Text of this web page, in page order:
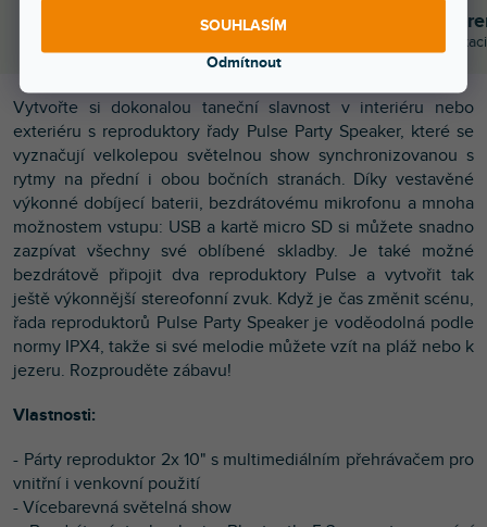
Odmítnout
SOUHLASÍM
Objednej do 15:00 Poradíme s
Chválí nás za komunikaci
Vytvořte si dokonalou taneční slavnost v interiéru nebo
exteriéru s reproduktory řady Pulse Party Speaker, které se
vyznačují velkolepou světelnou show synchronizovanou s
rytmy na přední i obou bočních stranách. Díky vestavěné
výkonné dobíjecí baterii, bezdrátovému mikrofonu a mnoha
možnostem vstupu: USB a kartě micro SD si můžete snadno
zazpívat všechny své oblíbené skladby. Je také možné
bezdrátově připojit dva reproduktory Pulse a vytvořit tak
ještě výkonnější stereofonní zvuk. Když je čas změnit scénu,
řada reproduktorů Pulse Party Speaker je voděodolná podle
normy IPX4, takže si své melodie můžete vzít na pláž nebo k
jezeru. Rozprouděte zábavu!
Vlastnosti:
- Párty reproduktor 2x 10" s multimediálním přehrávačem pro
vnitřní i venkovní použití
- Vícebarevná světelná show